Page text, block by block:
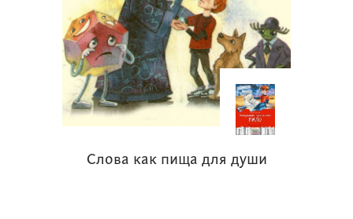
Слова как пища для души